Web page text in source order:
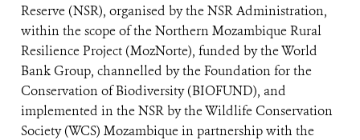
Reserve (NSR), organised by the NSR Administration,
within the scope of the Northern Mozambique Rural
Resilience Project (MozNorte), funded by the World
Bank Group, channelled by the Foundation for the
Conservation of Biodiversity (BIOFUND), and
implemented in the NSR by the Wildlife Conservation
Society (WCS) Mozambique in partnership with the